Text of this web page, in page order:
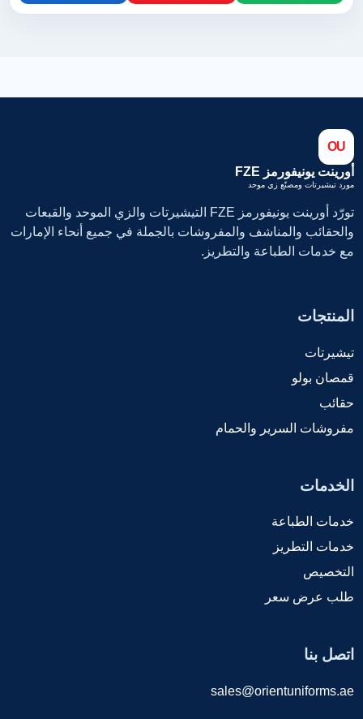
OU
أورينت يونيفورمز FZE
مورد تيشيرتات ومصنّع زي موحد
تورّد أورينت يونيفورمز FZE التيشيرتات والزي الموحد والقبعات
والحقائب والمناشف والمفروشات بالجملة في جميع أنحاء الإمارات
مع خدمات الطباعة والتطريز.
المنتجات
تيشيرتات
قمصان بولو
حقائب
مفروشات السرير والحمام
الخدمات
خدمات الطباعة
خدمات التطريز
التخصيص
طلب عرض سعر
اتصل بنا
sales@orientuniforms.ae